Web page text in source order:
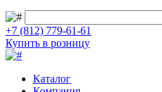
+7 (812) 779-61-61
Купить в розницу
Каталог